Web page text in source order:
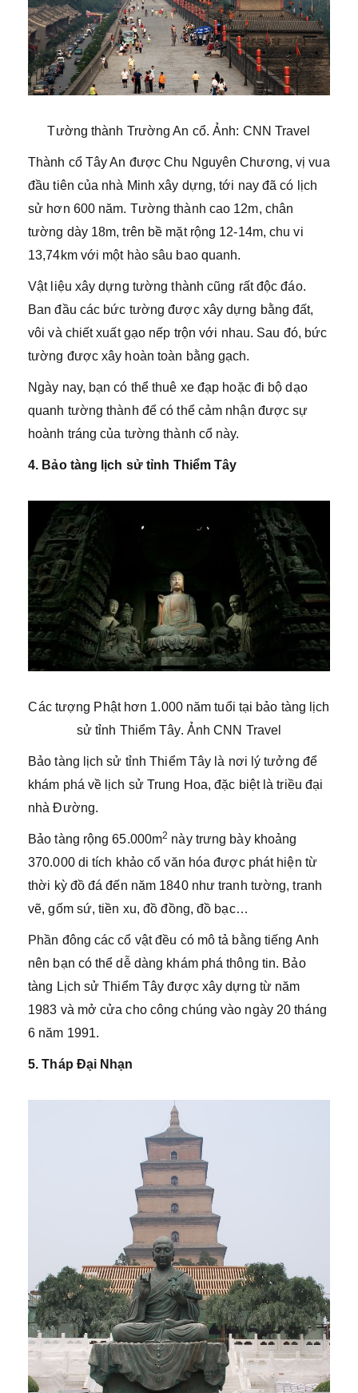
Tường thành Trường An cổ. Ảnh: CNN Travel
Thành cổ Tây An được Chu Nguyên Chương, vị vua
đầu tiên của nhà Minh xây dựng, tới nay đã có lịch
sử hơn 600 năm. Tường thành cao 12m, chân
tường dày 18m, trên bề mặt rộng 12-14m, chu vi
13,74km với một hào sâu bao quanh.
Vật liệu xây dựng tường thành cũng rất độc đáo.
Ban đầu các bức tường được xây dựng bằng đất,
vôi và chiết xuất gạo nếp trộn với nhau. Sau đó, bức
tường được xây hoàn toàn bằng gạch.
Ngày nay, bạn có thể thuê xe đạp hoặc đi bộ dạo
quanh tường thành để có thể cảm nhận được sự
hoành tráng của tường thành cổ này.
4. Bảo tàng lịch sử tỉnh Thiểm Tây
Các tượng Phật hơn 1.000 năm tuổi tại bảo tàng lịch
sử tỉnh Thiểm Tây. Ảnh CNN Travel
Bảo tàng lịch sử tỉnh Thiểm Tây là nơi lý tưởng để
khám phá về lịch sử Trung Hoa, đặc biệt là triều đại
nhà Đường.
Bảo tàng rộng 65.000m2 này trưng bày khoảng
370.000 di tích khảo cổ văn hóa được phát hiện từ
thời kỳ đồ đá đến năm 1840 như tranh tường, tranh
vẽ, gốm sứ, tiền xu, đồ đồng, đồ bạc…
Phần đông các cổ vật đều có mô tả bằng tiếng Anh
nên bạn có thể dễ dàng khám phá thông tin. Bảo
tàng Lịch sử Thiểm Tây được xây dựng từ năm
1983 và mở cửa cho công chúng vào ngày 20 tháng
6 năm 1991.
5. Tháp Đại Nhạn